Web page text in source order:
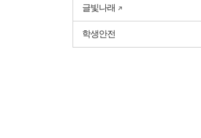
글빛나래
학생안전